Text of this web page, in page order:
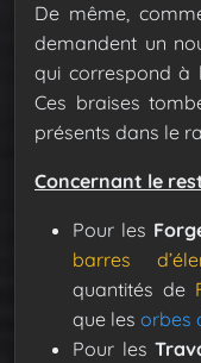
De même,
demandent un
qui correspond
Ces braises
présents dans le
Concernant le
Pour les
barres
quantités de
que les orbes
Pour les